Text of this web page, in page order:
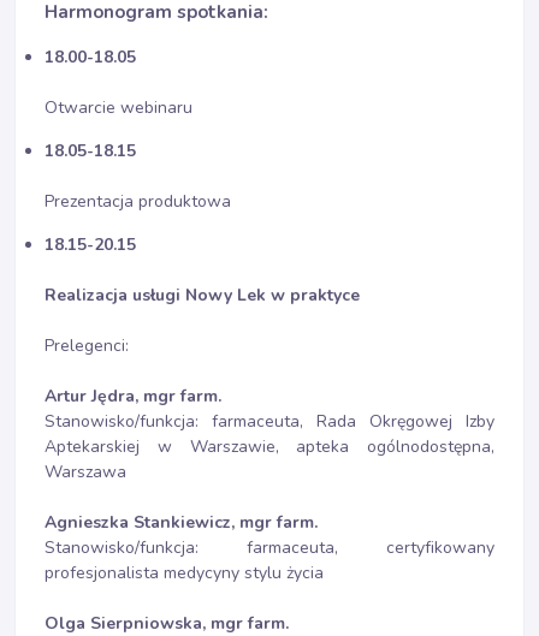
Harmonogram spotkania:
18.00-18.05
Otwarcie webinaru
18.05-18.15
Prezentacja produktowa
18.15-20.15
Realizacja usługi Nowy Lek w praktyce
Prelegenci:
Artur Jędra, mgr farm.
Stanowisko/funkcja: farmaceuta, Rada Okręgowej Izby
Aptekarskiej w Warszawie, apteka ogólnodostępna,
Warszawa
Agnieszka Stankiewicz, mgr farm.
Stanowisko/funkcja: farmaceuta, certyfikowany
profesjonalista medycyny stylu życia
Olga Sierpniowska, mgr farm.